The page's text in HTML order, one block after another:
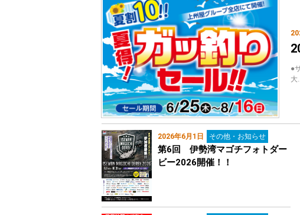
●
大
2026年6月1日 その他・お知らせ
第6回 伊勢湾マゴチフォトダー
ビー2026開催！！